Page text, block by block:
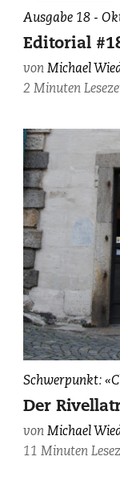
Ausgabe 18 -
Editorial
vonMichael
2 Minuten
Schwerpunkt:
Der
vonMichael
11 Minuten